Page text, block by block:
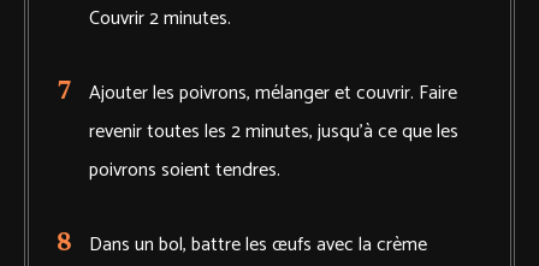
Couvrir 2 minutes.
Ajouter les poivrons, mélanger et couvrir. Faire
revenir toutes les 2 minutes, jusqu'à ce que les
poivrons soient tendres.
Dans un bol, battre les œufs avec la crème